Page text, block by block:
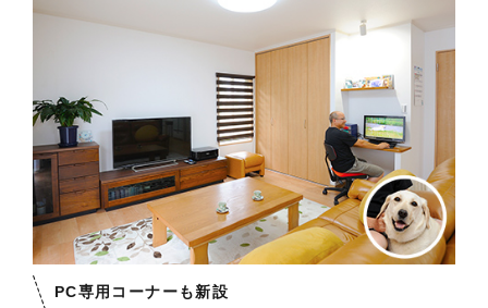
PC専用コーナーも新設